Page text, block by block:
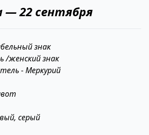
— 22 сентября
знак
/женский знак
- Меркурий
серый